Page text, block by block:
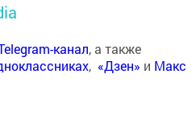
канал, а также
, «Дзен» и Макс